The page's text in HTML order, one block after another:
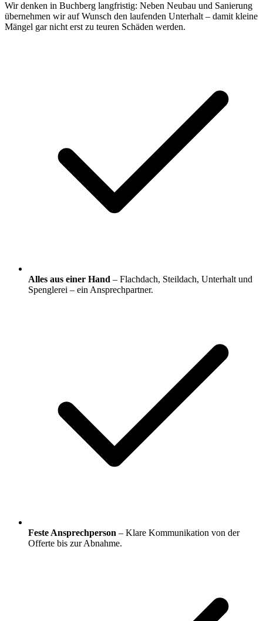
Wir denken in Buchberg langfristig: Neben Neubau und Sanierung
übernehmen wir auf Wunsch den laufenden Unterhalt – damit kleine
Mängel gar nicht erst zu teuren Schäden werden.
Alles aus einer Hand – Flachdach, Steildach, Unterhalt und
Spenglerei – ein Ansprechpartner.
Feste Ansprechperson – Klare Kommunikation von der
Offerte bis zur Abnahme.